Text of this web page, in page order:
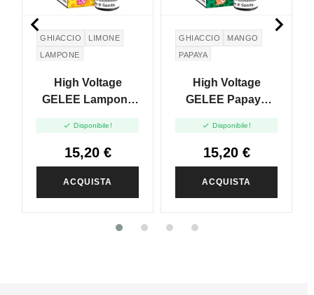
GHIACCIO
LIMONE
LAMPONE
High Voltage
GELEE Lampone
Shot 20ml
 Disponibile!
15,20 €
ACQUISTA
GHIACCIO
MANGO
PAPAYA
High Voltage
GELEE Papaya
20ml
 Disponibile!
15,20 €
ACQUISTA
 